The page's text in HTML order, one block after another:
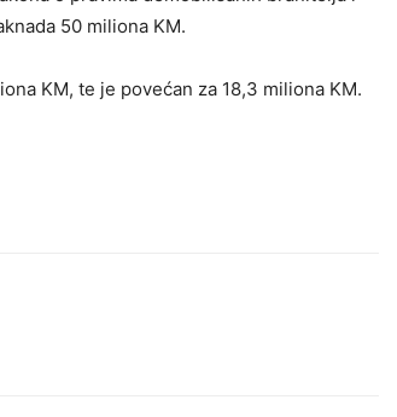
50 miliona KM.
KM, te je povećan za 18,3 miliona KM.